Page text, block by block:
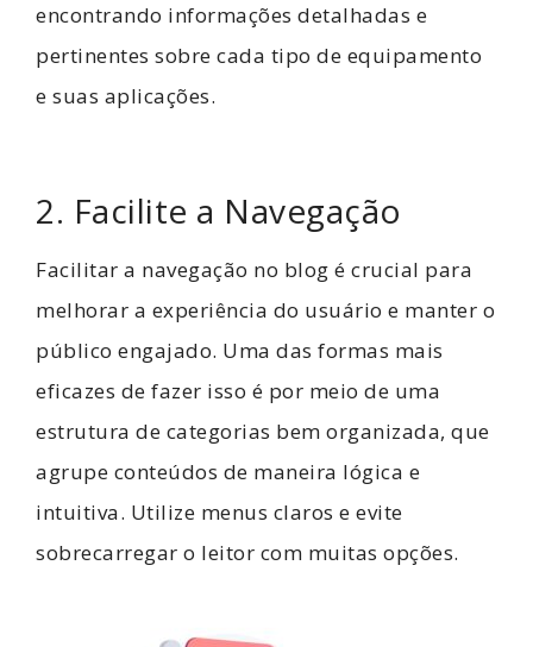
encontrando informações detalhadas e
pertinentes sobre cada tipo de equipamento
e suas aplicações.
2. Facilite a Navegação
Facilitar a navegação no blog é crucial para
melhorar a experiência do usuário e manter o
público engajado. Uma das formas mais
eficazes de fazer isso é por meio de uma
estrutura de categorias bem organizada, que
agrupe conteúdos de maneira lógica e
intuitiva. Utilize menus claros e evite
sobrecarregar o leitor com muitas opções.